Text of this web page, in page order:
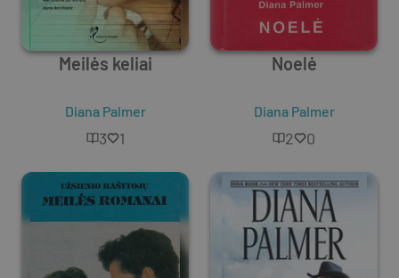
Meilės keliai
Diana Palmer
3 1
Noelė
Diana Palmer
2 0